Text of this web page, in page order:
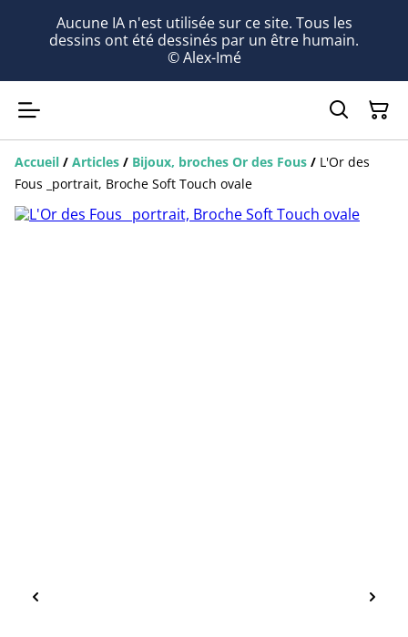
Aucune IA n'est utilisée sur ce site. Tous les
dessins ont été dessinés par un être humain.
© Alex-Imé
Accueil / Articles / Bijoux, broches Or des Fous / L'Or des
Fous _portrait, Broche Soft Touch ovale